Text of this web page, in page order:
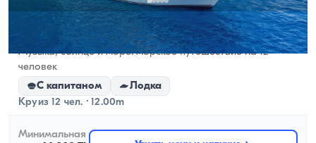
Новая лодка
Музыка, солнце и море: морское путешествие на 12
человек
С капитаном
Лодка
Круиз 12 чел. · 12.00m
Минимальная